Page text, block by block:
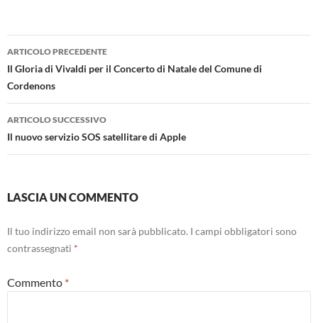
Navigazione
articolo
ARTICOLO PRECEDENTE
Il Gloria di Vivaldi per il Concerto di Natale del Comune di
Cordenons
ARTICOLO SUCCESSIVO
Il nuovo servizio SOS satellitare di Apple
LASCIA UN COMMENTO
Il tuo indirizzo email non sarà pubblicato. I campi obbligatori sono
contrassegnati *
Commento *